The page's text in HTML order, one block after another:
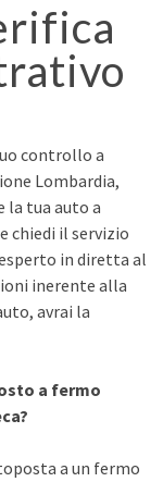
controllo a
Lombardia,
la tua auto a
chiedi il servizio
in diretta al
inerente alla
avrai la
a fermo
a un fermo